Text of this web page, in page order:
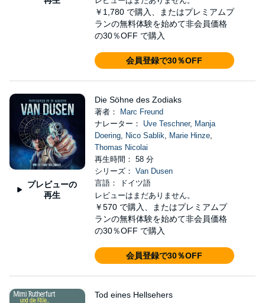
￥1,780 で購入、またはプレミアムプ
ランの無料体験を始めて非会員価格
の30％OFF で購入
会員登録で30％OFF
プレビューの
再生
Die Söhne des Zodiaks
著者：
Marc Freund
ナレーター： Uve Teschner, Manja
Doering, Nico Sablik, Marie Hinze,
Thomas Nicolai
再生時間： 58 分
シリーズ： Van Dusen
言語： ドイツ語
レビューはまだありません。
￥570 で購入、またはプレミアムプ
ランの無料体験を始めて非会員価格
の30％OFF で購入
会員登録で30％OFF
Tod eines Hellsehers